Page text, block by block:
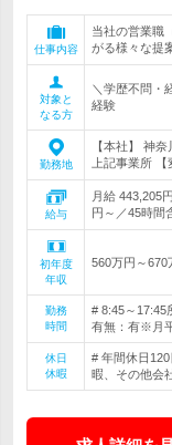
仕事内容
当社の営業職
がる様々な提
対象と
なる方
＼学歴不問・
経験
勤務地
【本社】 神
上記事業所
給与
月給 443,205
円～／45時
初年度
年収
560万円～670
勤務
時間
# 8:45～17:45
有無：有※月
休日
休暇
# 年間休日
暇、その他会